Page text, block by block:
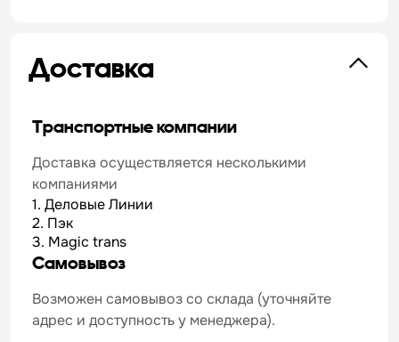
Доставка
Транспортные компании
Доставка осуществляется несколькими
компаниями
1. Деловые Линии
2. Пэк
3. Magic trans
Самовывоз
Возможен самовывоз со склада (уточняйте
адрес и доступность у менеджера).